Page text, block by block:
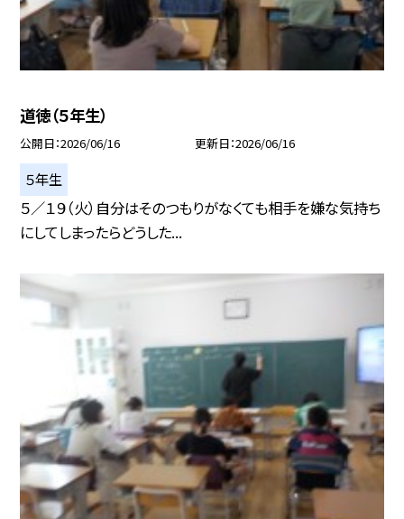
道徳（５年生）
公開日 2026/06/16 更新日 2026/06/16
５年生
５／１９（火）自分はそのつもりがなくても相手を嫌な気持ち
にしてしまったらどうした...